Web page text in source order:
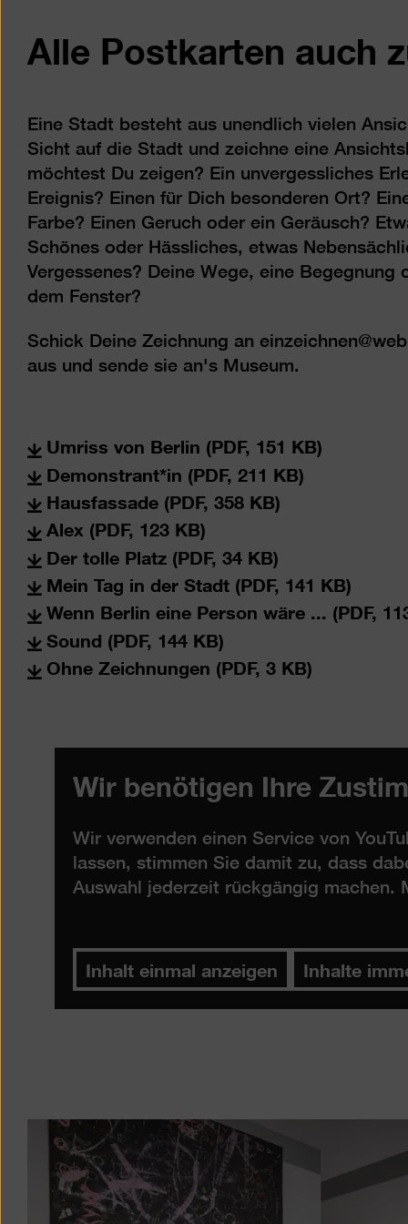
Alle Postkarten auch
Eine Stadt besteht aus unendlich vielen
Sicht auf die Stadt und zeichne eine
möchtest Du zeigen? Ein unvergessliches
Ereignis? Einen für Dich besonderen Ort?
Farbe? Einen Geruch oder ein Geräusch?
Schönes oder Hässliches, etwas
Vergessenes? Deine Wege, eine Begegnung
dem Fenster?
Schick Deine Zeichnung an
aus und sende sie an's Museum.
Umriss von Berlin (PDF, 151 KB)
Demonstrant*in (PDF, 211 KB)
Hausfassade (PDF, 358 KB)
Alex (PDF, 123 KB)
Der tolle Platz (PDF, 34 KB)
Mein Tag in der Stadt (PDF, 141 KB)
Wenn Berlin eine Person wäre ... (PDF, 113
Sound (PDF, 144 KB)
Ohne Zeichnungen (PDF, 3 KB)
Wir benötigen Ihre
Wir verwenden einen Service von
lassen, stimmen Sie damit zu, dass
Auswahl jederzeit rückgängig machen.
Inhalt einmal anzeigen Inhalte